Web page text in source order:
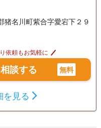
猪名川町紫合字愛宕下２９
依頼もお気軽に
談する 無料
を見る